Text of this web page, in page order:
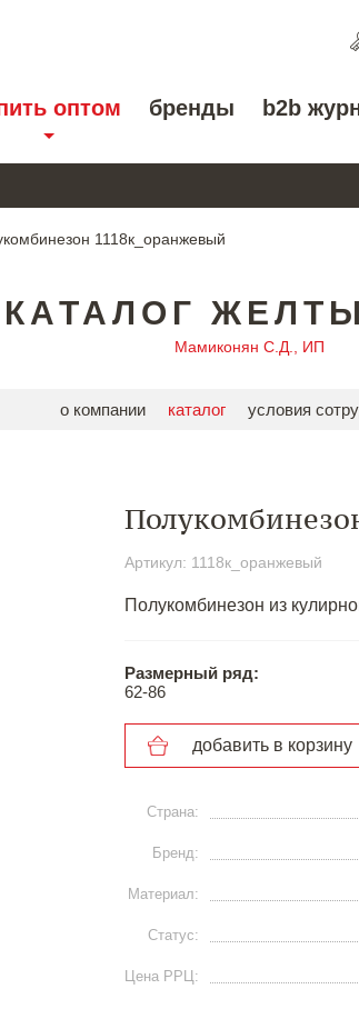
оптом бренды b2b
1118к_оранжевый
КАТАЛОГ
Мамиконян С.Д., ИП
о компании каталог условия
Артикул: 1118к_оранжевый
Полукомбинезон из
Размерный ряд:
62-86
добавить в корзину
Страна:
Бренд:
Материал:
Статус:
Цена РРЦ: